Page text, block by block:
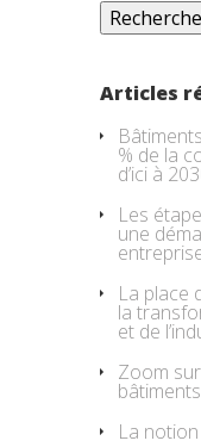
Articles
% de la
d’ici à
Les
une
La place
la
et de
Zoom
La